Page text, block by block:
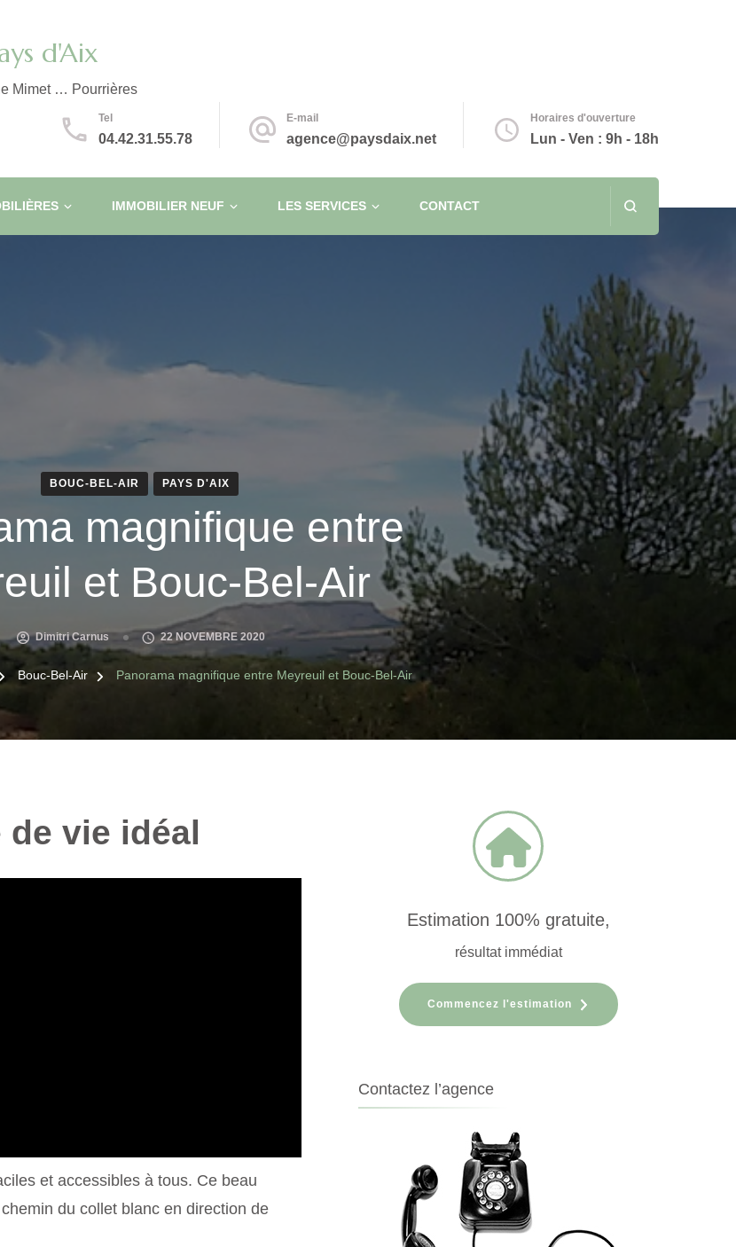
d'Aix
Mimet … Pourrières
Tel
04.42.31.55.78
E-mail
agence@paysdaix.net
Horaires d'ouverture
Lun - Ven : 9h - 18h
IMMOBILIER NEUF LES SERVICES CONTACT
BOUC-BEL-AIR PAYS D'AIX
magnifique entre
et Bouc-Bel-Air
Dimitri Carnus 22 NOVEMBRE 2020
Bouc-Bel-Air Panorama magnifique entre Meyreuil et Bouc-Bel-Air
de vie idéal
et accessibles à tous. Ce beau
du collet blanc en direction de
Estimation 100% gratuite,
résultat immédiat
Commencez l'estimation
Contactez l’agence